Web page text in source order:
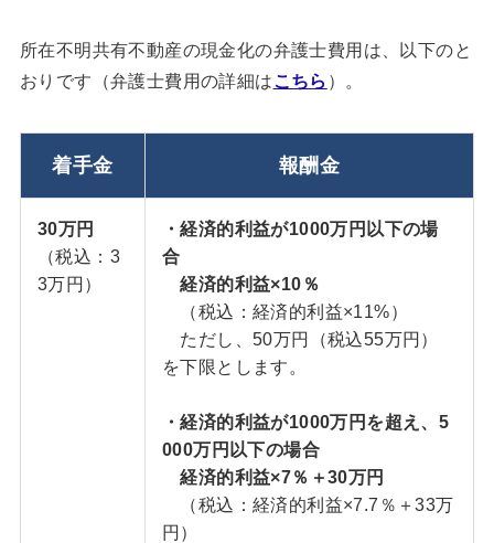
所在不明共有不動産の現金化の弁護士費用は、以下のと
おりです（弁護士費用の詳細は こちら ）。
着手金 報酬金
30万円
（税込：3
3万円）
・経済的利益が1000万円以下の場
合
経済的利益×10％
（税込：経済的利益×11%）
ただし、50万円（税込55万円）
を下限とします。
・経済的利益が1000万円を超え、5
000万円以下の場合
経済的利益×7％＋30万円
（税込：経済的利益×7.7％＋33万
円）